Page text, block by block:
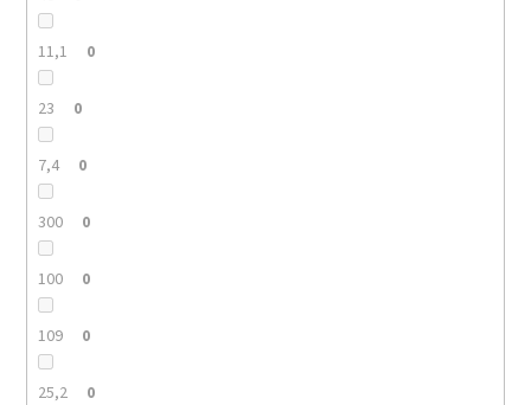
11,1 0
23 0
7,4 0
300 0
100 0
109 0
25,2 0